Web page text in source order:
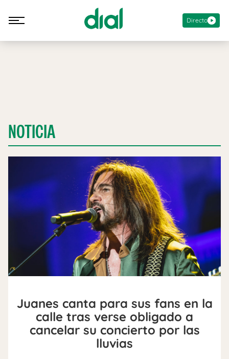
Directo
NOTICIA
Juanes canta para sus fans en la
calle tras verse obligado a
cancelar su concierto por las
lluvias